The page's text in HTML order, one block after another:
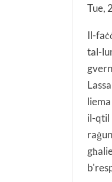
Tue,
Il-
tal-
il-qtil